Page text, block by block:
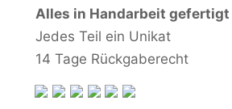
Alles in Handarbeit gefertigt
Jedes Teil ein Unikat
14 Tage Rückgaberecht